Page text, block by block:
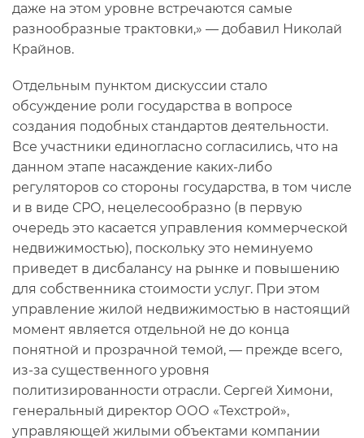
даже на этом уровне встречаются самые
разнообразные трактовки,» — добавил Николай
Крайнов.
Отдельным пунктом дискуссии стало
обсуждение роли государства в вопросе
создания подобных стандартов деятельности.
Все участники единогласно согласились, что на
данном этапе насаждение каких-либо
регуляторов со стороны государства, в том числе
и в виде СРО, нецелесообразно (в первую
очередь это касается управления коммерческой
недвижимостью), поскольку это неминуемо
приведет в дисбалансу на рынке и повышению
для собственника стоимости услуг. При этом
управление жилой недвижимостью в настоящий
момент является отдельной не до конца
понятной и прозрачной темой, — прежде всего,
из-за существенного уровня
политизированности отрасли. Сергей Химони,
генеральный директор ООО «Техстрой»,
управляющей жилыми объектами компании